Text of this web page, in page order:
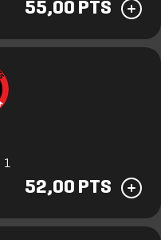
55,00 PTS
1
52,00 PTS